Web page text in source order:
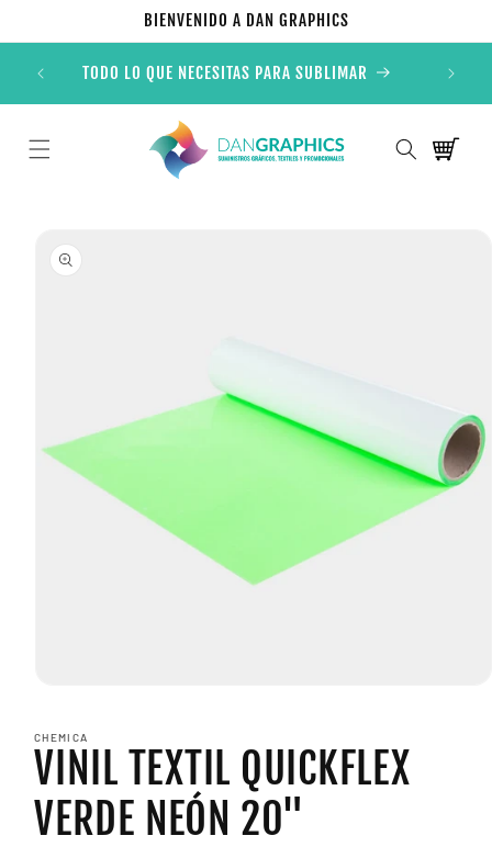
al contenido
BIENVENIDO A DAN GRAPHICS
TODO LO QUE NECESITAS PARA SUBLIMAR
Carrito
información
1
en
una
modal
CHEMICA
VINIL TEXTIL QUICKFLEX
VERDE NEÓN 20"